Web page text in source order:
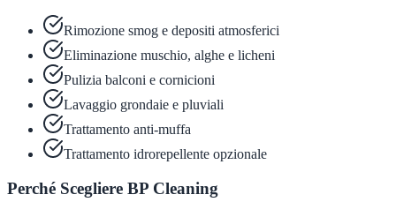
Rimozione smog e depositi atmosferici
Eliminazione muschio, alghe e licheni
Pulizia balconi e cornicioni
Lavaggio grondaie e pluviali
Trattamento anti-muffa
Trattamento idrorepellente opzionale
Perché Scegliere BP Cleaning